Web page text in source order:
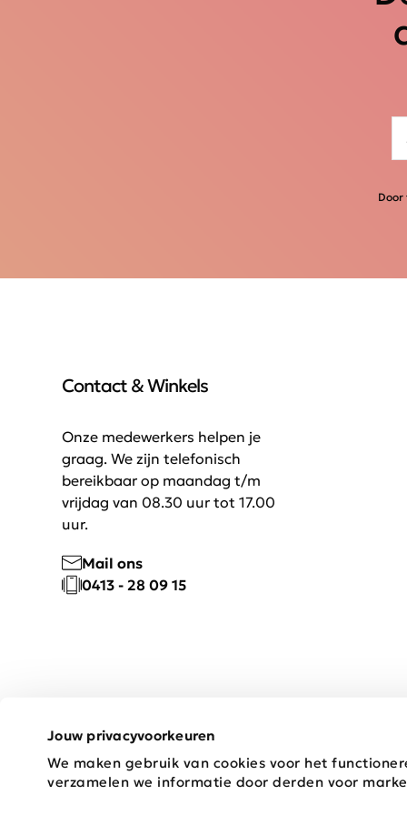
Jouw privacyvoorkeuren
We maken gebruik van cookies voor het
verzamelen we informatie door derden voor
Door
Contact & Winkels
Onze medewerkers helpen je
graag. We zijn telefonisch
bereikbaar op maandag t/m
vrijdag van 08.30 uur tot 17.00
uur.
Mail ons
0413 - 28 09 15
Copyright © 2026 Schijvens Mode